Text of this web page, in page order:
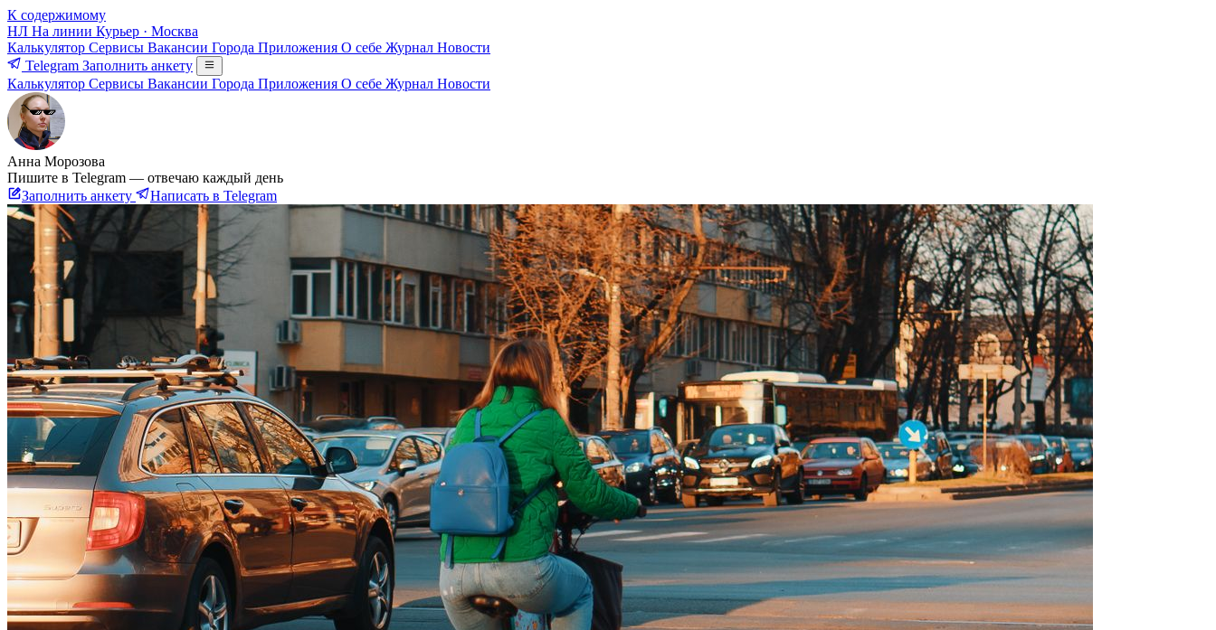
К содержимому
НЛ На линии Курьер · Москва
Калькулятор Сервисы Вакансии Города Приложения О себе Журнал Новости
Telegram Заполнить анкету
Калькулятор Сервисы Вакансии Города Приложения О себе Журнал Новости
Анна Морозова
Пишите в Telegram — отвечаю каждый день
Заполнить анкету
Написать в Telegram